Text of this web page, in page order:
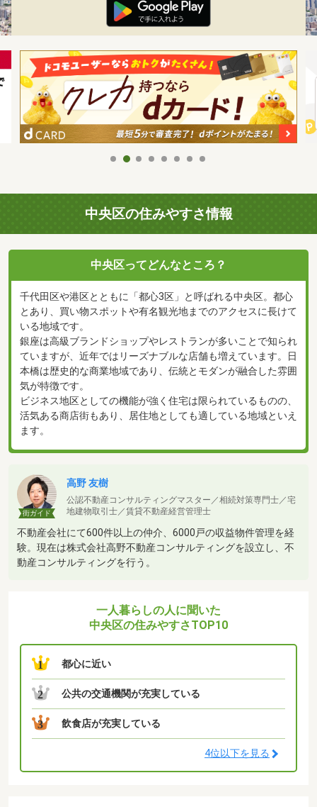
中央区の住みやすさ情報
中央区ってどんなところ？
千代田区や港区とともに「都心3区」と呼ばれる中央区。都心
とあり、買い物スポットや有名観光地までのアクセスに長けて
いる地域です。
銀座は高級ブランドショップやレストランが多いことで知られ
ていますが、近年ではリーズナブルな店舗も増えています。日
本橋は歴史的な商業地域であり、伝統とモダンが融合した雰囲
気が特徴です。
ビジネス地区としての機能が強く住宅は限られているものの、
活気ある商店街もあり、居住地としても適している地域といえ
ます。
街ガイド
高野 友樹
公認不動産コンサルティングマスター／相続対策専門士／宅
地建物取引士／賃貸不動産経営管理士
不動産会社にて600件以上の仲介、6000戸の収益物件管理を経
験。現在は株式会社高野不動産コンサルティングを設立し、不
動産コンサルティングを行う。
一人暮らしの人に聞いた
中央区の住みやすさTOP10
1 都心に近い
2 公共の交通機関が充実している
3 飲食店が充実している
4位以下を見る